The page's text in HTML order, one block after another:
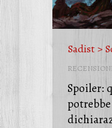
Sadist >
Spoiler: